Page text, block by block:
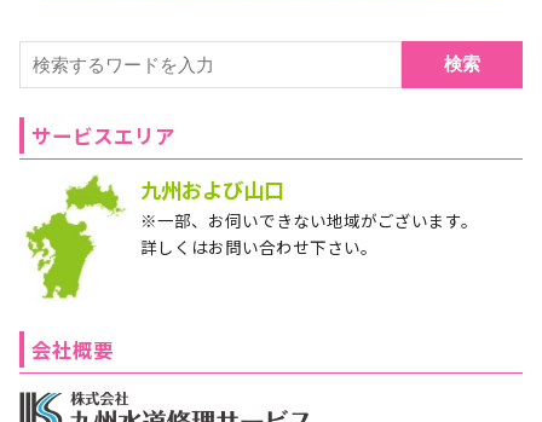
検索
サービスエリア
九州および山口
※一部、お伺いできない地域がございます。
詳しくはお問い合わせ下さい。
会社概要